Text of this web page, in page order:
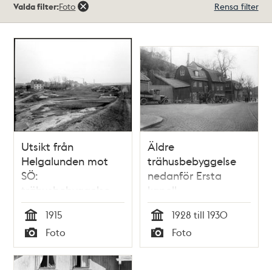
732träffar
Valda filter:Foto Rensa filter
Utsikt från
Helgalunden mot
SÖ:
trähusbebyggelse
kv. Milen, Kvadraten
och Rektangeln. I
bakgr. skymtar
bryggerierna i kv.
Uret och Åkern
Tid
1915
Typ
Foto
Äldre
trähusbebyggelse
nedanför Ersta
kapell.
Folkungagatan 113
Tid
1928 till 1930
Typ
Foto